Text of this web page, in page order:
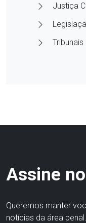
Justiça
Assine
Queremos manter
notícias da área penal.